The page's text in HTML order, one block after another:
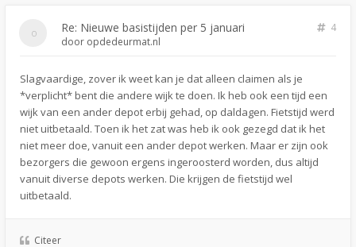
Re: Nieuwe basistijden per 5 januari
4
door opdedeurmat.nl
Slagvaardige, zover ik weet kan je dat alleen claimen als je
*verplicht* bent die andere wijk te doen. Ik heb ook een tijd een
wijk van een ander depot erbij gehad, op daldagen. Fietstijd werd
niet uitbetaald. Toen ik het zat was heb ik ook gezegd dat ik het
niet meer doe, vanuit een ander depot werken. Maar er zijn ook
bezorgers die gewoon ergens ingeroosterd worden, dus altijd
vanuit diverse depots werken. Die krijgen de fietstijd wel
uitbetaald.
Citeer